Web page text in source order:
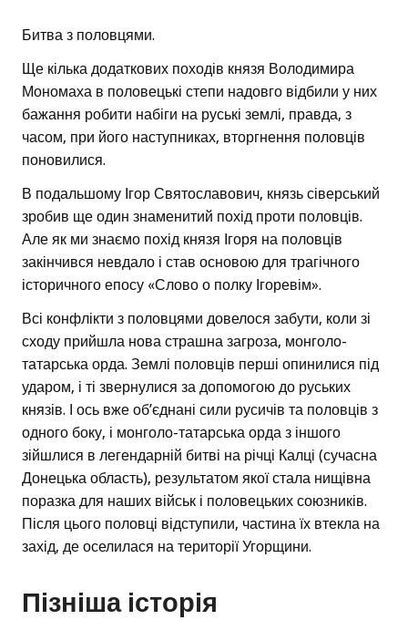
Битва з половцями.
Ще кілька додаткових походів князя Володимира
Мономаха в половецькі степи надовго відбили у них
бажання робити набіги на руські землі, правда, з
часом, при його наступниках, вторгнення половців
поновилися.
В подальшому Ігор Святославович, князь сіверський
зробив ще один знаменитий похід проти половців.
Але як ми знаємо похід князя Ігоря на половців
закінчився невдало і став основою для трагічного
історичного епосу «Слово о полку Ігоревім».
Всі конфлікти з половцями довелося забути, коли зі
сходу прийшла нова страшна загроза, монголо-
татарська орда. Землі половців перші опинилися під
ударом, і ті звернулися за допомогою до руських
князів. І ось вже об’єднані сили русичів та половців з
одного боку, і монголо-татарська орда з іншого
зійшлися в легендарній битві на річці Калці (сучасна
Донецька область), результатом якої стала нищівна
поразка для наших військ і половецьких союзників.
Після цього половці відступили, частина їх втекла на
захід, де оселилася на території Угорщини.
Пізніша історія